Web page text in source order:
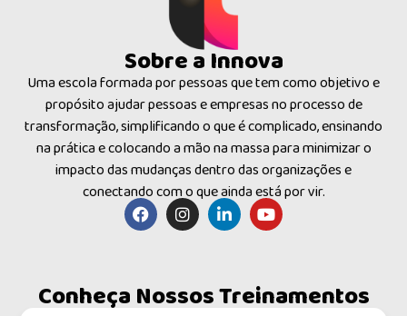
Sobre a Innova
Uma escola formada por pessoas que tem como objetivo e
propósito ajudar pessoas e empresas no processo de
transformação, simplificando o que é complicado, ensinando
na prática e colocando a mão na massa para minimizar o
impacto das mudanças dentro das organizações e
conectando com o que ainda está por vir.
Conheça Nossos Treinamentos